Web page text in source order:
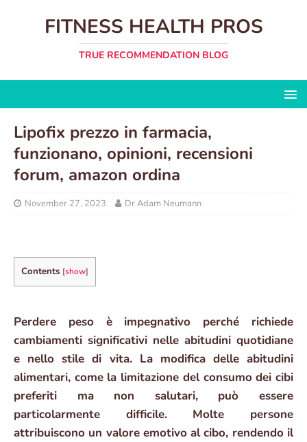
FITNESS HEALTH PROS
TRUE RECOMMENDATION BLOG
Lipofix prezzo in farmacia,
funzionano, opinioni, recensioni
forum, amazon ordina
November 27, 2023 Dr Adam Neumann
Contents [show]
Perdere peso è impegnativo perché richiede
cambiamenti significativi nelle abitudini quotidiane
e nello stile di vita. La modifica delle abitudini
alimentari, come la limitazione del consumo dei cibi
preferiti ma non salutari, può essere
particolarmente difficile. Molte persone
attribuiscono un valore emotivo al cibo, rendendo il